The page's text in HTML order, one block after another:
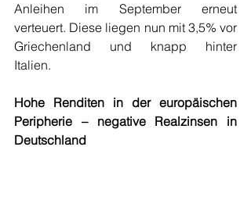
Anleihen im September erneut
verteuert. Diese liegen nun mit 3,5% vor
Griechenland und knapp hinter
Italien.
Hohe Renditen in der europäischen
Peripherie – negative Realzinsen in
Deutschland